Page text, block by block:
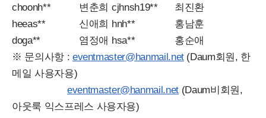
choonh**
heeas**
doga**
변춘희
신애희
염정애
cjhnsh19**
hnh**
hsa**
최진환
홍남훈
홍순애
※ 문의사항 : eventmaster@hanmail.net(Daum회원, 한
메일 사용자용)
eventmaster@hanmail.net(Daum비회원,
아웃룩 익스프레스 사용자용)